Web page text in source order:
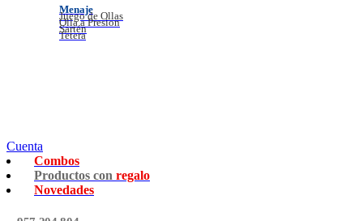
Menaje
Juego de Ollas
Olla a Presion
Sartén
Tetera
Cuenta
Combos
Productos con regalo
Novedades